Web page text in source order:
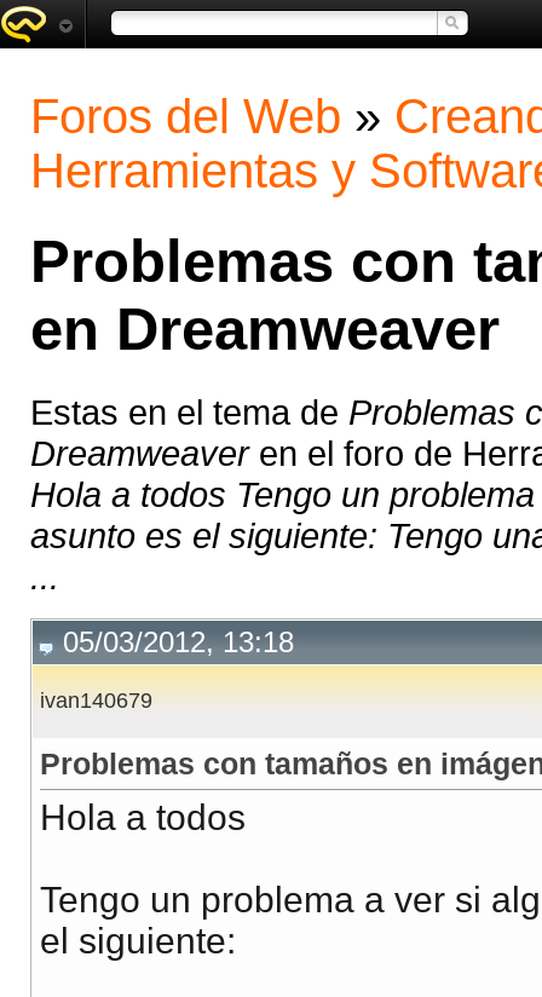
Foros del Web »
Herramientas y
Problemas con
en Dreamweaver
Estas en el tema de Problemas
Dreamweaveren el foro de
Hola a todos Tengo un
asunto es el siguiente: Tengo
...
05/03/2012, 13:18
ivan140679
Problemas con tamaños en
Hola a todos
Tengo un problema a ver si
el siguiente: